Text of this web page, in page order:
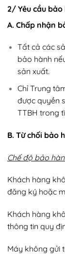
2/ Yêu cầu bảo
A. Chấp nhận
Tất cả các
bảo hành
sản xuất.
Chỉ Trung
được quyền
TTBH trong
B. Từ chối bảo
Chế độ bảo
Khách hàng
đăng ký hoặc
Khách hàng
thông tin quy
Máy không gửi